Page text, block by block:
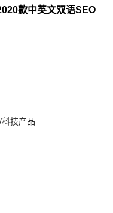
款中英文双语SEO
技产品